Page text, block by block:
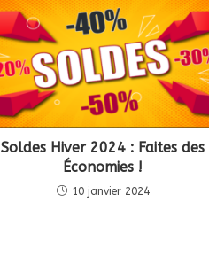
Soldes Hiver 2024 : Faites des
Économies !
10 janvier 2024